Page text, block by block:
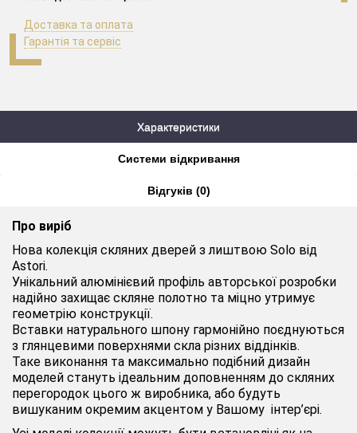
Доставка та оплата
Гарантія та сервіс
Характеристики
Системи відкривання
Відгуків (0)
Про виріб
Нова колекція скляних дверей з лиштвою Solo від
Astori.
Унікальний алюмінієвий профіль авторської розробки
надійно захищає скляне полотно та міцно утримує
геометрію конструкції.
Вставки натурального шпону гармонійно поєднуються
з глянцевими поверхнями скла різних віддінків.
Таке виконання та максимально подібний дизайн
моделей стануть ідеальним доповненням до скляних
перегородок цього ж виробника, або будуть
вишуканим окремим акцентом у Вашому інтер’єрі.